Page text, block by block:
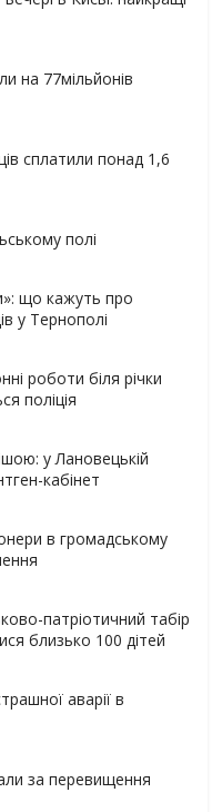
на 77мільйонів
сплатили понад 1,6
полі
що кажуть про
у Тернополі
роботи біля річки
поліція
у Лановецькій
кабінет
в громадському
патріотичний табір
близько 100 дітей
аварії в
за перевищення